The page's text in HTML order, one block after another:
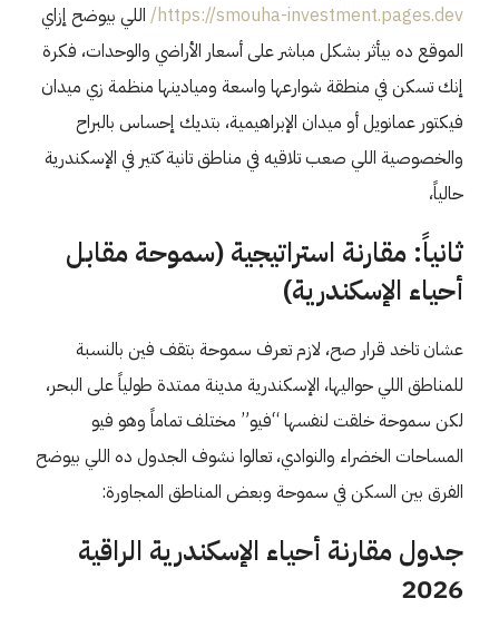
https://smouha-investment.pages.dev/ اللي بيوضح إزاي
الموقع ده بيأثر بشكل مباشر على أسعار الأراضي والوحدات، فكرة
إنك تسكن في منطقة شوارعها واسعة وميادينها منظمة زي ميدان
فيكتور عمانويل أو ميدان الإبراهيمية، بتديك إحساس بالبراح
والخصوصية اللي صعب تلاقيه في مناطق تانية كتير في الإسكندرية
حالياً،
ثانياً: مقارنة استراتيجية (سموحة مقابل
أحياء الإسكندرية)
عشان تاخد قرار صح، لازم تعرف سموحة بتقف فين بالنسبة
للمناطق اللي حواليها، الإسكندرية مدينة ممتدة طولياً على البحر،
لكن سموحة خلقت لنفسها “فيو” مختلف تماماً وهو فيو
المساحات الخضراء والنوادي، تعالوا نشوف الجدول ده اللي بيوضح
الفرق بين السكن في سموحة وبعض المناطق المجاورة:
جدول مقارنة أحياء الإسكندرية الراقية
2026